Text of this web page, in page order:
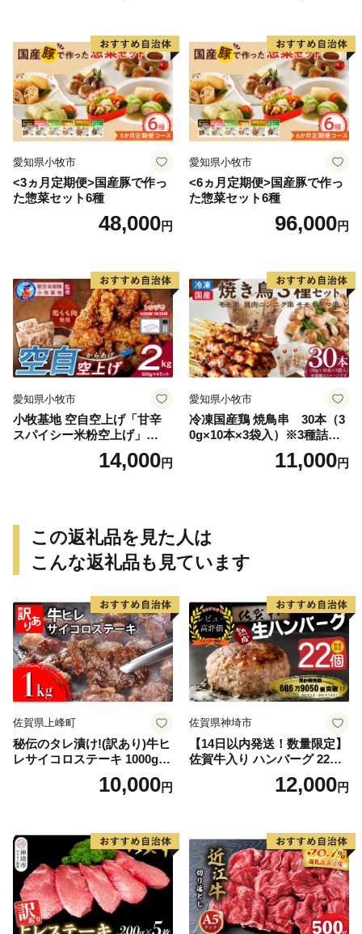
愛知県小牧市
<3ヵ月定期便>国産豚で作っ
た惣菜セット6種
48,000円
愛知県小牧市
<6ヵ月定期便>国産豚で作っ
た惣菜セット6種
96,000円
愛知県小牧市
小牧基地 空自空上げ「甘辛
スパイシー米粉空上げ」
（計2kg 500g×4袋）手羽先
14,000円
愛知県小牧市
冷凍国産鶏 焼鳥串 30本（3
0g×10本×3袋入）※3種詰め
合わせ 焼き鳥 おつまみ バー
ベキュー 小分け 国産 鶏肉 焼
せ
11,000円
この返礼品を見た人は
こんな返礼品も見ています
佐賀県上峰町
秘伝のタレ漬け!(訳あり)牛ヒ
レサイコロステーキ 1000g
10,000円
佐賀県神埼市
【14日以内発送！数量限定】
佐賀牛入り ハンバーグ 22個
2.6kg(120g×22個)【佐賀牛
黒毛和牛 ブランド牛 九州 ハ
気】(H083106)
12,000円